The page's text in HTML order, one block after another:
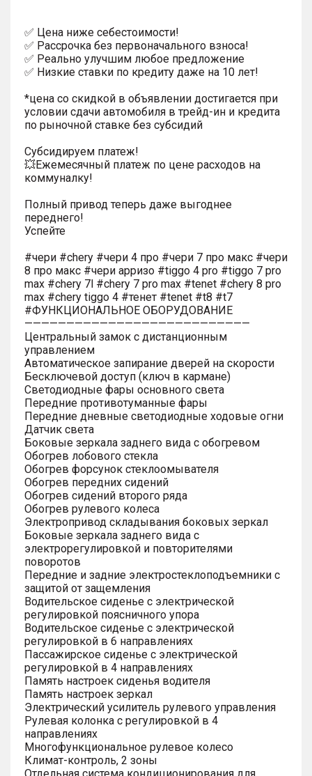
✅ Цена ниже себестоимости!
✅ Рассрочка без первоначального взноса!
✅ Реально улучшим любое предложение
✅ Низкие ставки по кредиту даже на 10 лет!
*цена со скидкой в объявлении достигается при
условии сдачи автомобиля в трейд-ин и кредита
по рыночной ставке без субсидий
Субсидируем платеж!
💥Ежемесячный платеж по цене расходов на
коммуналку!
Полный привод теперь даже выгоднее
переднего!
Успейте
#чери #chery #чери 4 про #чери 7 про макс #чери
8 про макс #чери арризо #tiggo 4 pro #tiggo 7 pro
max #chery 7l #chery 7 pro max #tenet #chery 8 pro
max #chery tiggo 4 #тенет #tenet #t8 #t7
#ФУНКЦИОНАЛЬНОЕ ОБОРУДОВАНИЕ
———————————————————————————
Центральный замок с дистанционным
управлением
Автоматическое запирание дверей на скорости
Бесключевой доступ (ключ в кармане)
Светодиодные фары основного света
Передние противотуманные фары
Передние дневные светодиодные ходовые огни
Датчик света
Боковые зеркала заднего вида с обогревом
Обогрев лобового стекла
Обогрев форсунок стеклоомывателя
Обогрев передних сидений
Обогрев сидений второго ряда
Обогрев рулевого колеса
Электропривод складывания боковых зеркал
Боковые зеркала заднего вида с
электрорегулировкой и повторителями
поворотов
Передние и задние электростеклоподъемники с
защитой от защемления
Водительское сиденье с электрической
регулировкой поясничного упора
Водительское сиденье с электрической
регулировкой в 6 направлениях
Пассажирское сиденье с электрической
регулировкой в 4 направлениях
Память настроек сиденья водителя
Память настроек зеркал
Электрический усилитель рулевого управления
Рулевая колонка с регулировкой в 4
направлениях
Многофункциональное рулевое колесо
Климат-контроль, 2 зоны
Отдельная система кондиционирования для